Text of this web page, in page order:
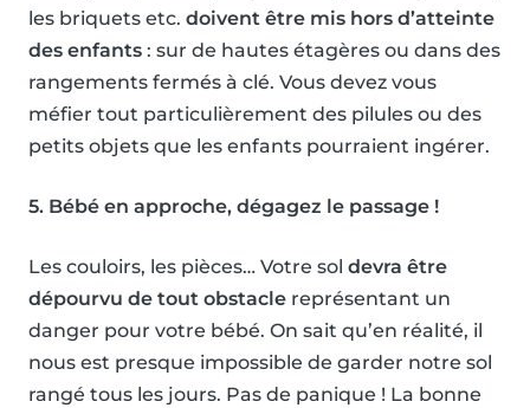
les briquets etc. doivent être mis hors d’atteinte
des enfants : sur de hautes étagères ou dans des
rangements fermés à clé. Vous devez vous
méfier tout particulièrement des pilules ou des
petits objets que les enfants pourraient ingérer.
5. Bébé en approche, dégagez le passage !
Les couloirs, les pièces… Votre sol devra être
dépourvu de tout obstacle représentant un
danger pour votre bébé. On sait qu’en réalité, il
nous est presque impossible de garder notre sol
rangé tous les jours. Pas de panique ! La bonne